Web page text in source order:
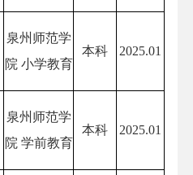
泉州师范学
院 小学教育
本科 2025.01
泉州师范学
院 学前教育
本科 2025.01